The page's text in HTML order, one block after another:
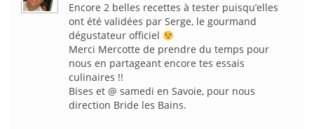
Encore 2 belles recettes à tester puisqu’elles
ont été validées par Serge, le gourmand
dégustateur officiel
Merci Mercotte de prendre du temps pour
nous en partageant encore tes essais
culinaires !!
Bises et @ samedi en Savoie, pour nous
direction Bride les Bains.